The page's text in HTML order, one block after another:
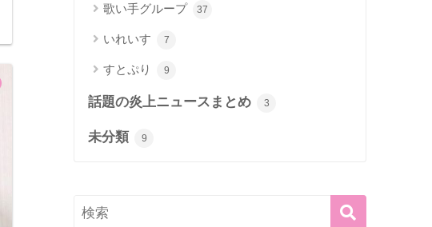
歌い手グループ 37
いれいす 7
すとぷり 9
話題の炎上ニュースまとめ 3
未分類 9